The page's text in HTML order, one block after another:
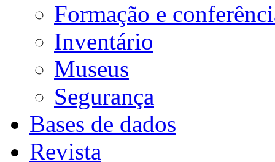
Formação e
Inventário
Museus
Segurança
Bases de dados
Revista
, por Noël Golvers
Agradecimentos
Claustrum sine armario quasi castrum sine armamentario: As bibliotecas
eclesiásticas em Portugal
por Luana Giurgevich e Henrique Leitão
Como usar este livro
Índice das instituições religiosas
CATÁLOGOS, INVENTÁRIOS E OUTRAS LISTAS DE LIVROS
Ordem de São Bento
Ordem de São Jerónimo